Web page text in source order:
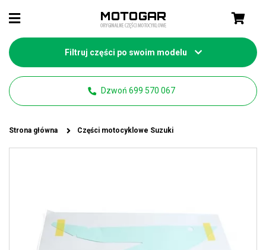
Filtruj części po swoim modelu
Dzwoń 699 570 067
Strona główna Części motocyklowe Suzuki